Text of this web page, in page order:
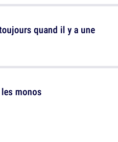
quand il y a une
monos